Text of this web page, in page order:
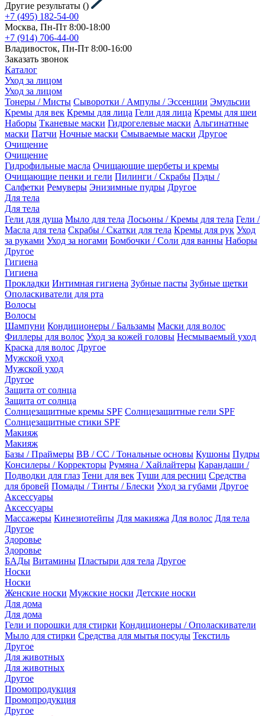
Другие результаты ()
+7 (495) 182-54-00
Москва, Пн-Пт 8:00-18:00
+7 (914) 706-44-00
Владивосток, Пн-Пт 8:00-16:00
Заказать звонок
Каталог
Уход за лицом
Уход за лицом
Тонеры / Мисты Сыворотки / Ампулы / Эссенции Эмульсии
Кремы для век Кремы для лица Гели для лица Кремы для шеи
Наборы Тканевые маски Гидрогелевые маски Альгинатные
маски Патчи Ночные маски Смываемые маски Другое
Очищение
Очищение
Гидрофильные масла Очищающие щербеты и кремы
Очищающие пенки и гели Пилинги / Скрабы Пэды /
Салфетки Ремуверы Энизимные пудры Другое
Для тела
Для тела
Гели для душа Мыло для тела Лосьоны / Кремы для тела Гели /
Масла для тела Скрабы / Скатки для тела Кремы для рук Уход
за руками Уход за ногами Бомбочки / Соли для ванны Наборы
Другое
Гигиена
Гигиена
Прокладки Интимная гигиена Зубные пасты Зубные щетки
Ополаскиватели для рта
Волосы
Волосы
Шампуни Кондиционеры / Бальзамы Маски для волос
Филлеры для волос Уход за кожей головы Несмываемый уход
Краска для волос Другое
Мужской уход
Мужской уход
Другое
Защита от солнца
Защита от солнца
Солнцезащитные кремы SPF Солнцезащитные гели SPF
Солнцезащитные стики SPF
Макияж
Макияж
Базы / Праймеры BB / CC / Тональные основы Кушоны Пудры
Консилеры / Корректоры Румяна / Хайлайтеры Карандаши /
Подводки для глаз Тени для век Туши для ресниц Средства
для бровей Помады / Тинты / Блески Уход за губами Другое
Аксессуары
Аксессуары
Массажеры Кинезиотейпы Для макияжа Для волос Для тела
Другое
Здоровье
Здоровье
БАДы Витамины Пластыри для тела Другое
Носки
Носки
Женские носки Мужские носки Детские носки
Для дома
Для дома
Гели и порошки для стирки Кондиционеры / Ополаскиватели
Мыло для стирки Средства для мытья посуды Текстиль
Другое
Для животных
Для животных
Другое
Промопродукция
Промопродукция
Другое